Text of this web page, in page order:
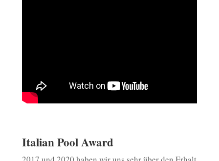
Italian Pool Award